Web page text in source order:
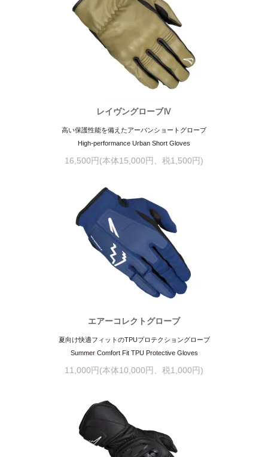
レイヴングローブⅣ
高い保護性能を備えたアーバンショートグローブ
High-performance Urban Short Gloves
16,500円(本体15,000円、税1,500円)
エアーコレクトグローブ
夏向け快適フィットのTPUプロテクショングローブ
Summer Comfort Fit TPU Protective Gloves
11,000円(本体10,000円、税1,000円)